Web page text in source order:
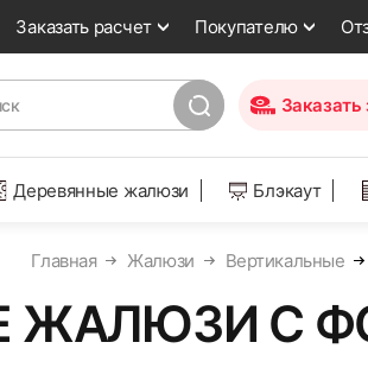
Заказать расчет Покупателю
Заказать
Деревянные жалюзи Блэкаут
Главная Жалюзи Вертикальные
ЖАЛЮЗИ С